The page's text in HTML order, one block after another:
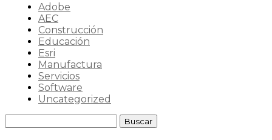
Adobe
AEC
Construcción
Educación
Esri
Manufactura
Servicios
Software
Uncategorized